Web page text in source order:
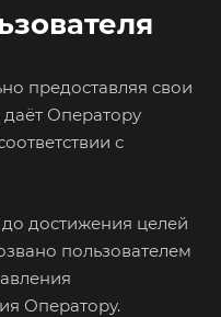
предоставляя свои
Оператору
с
до достижения целей
пользователем
Оператору.